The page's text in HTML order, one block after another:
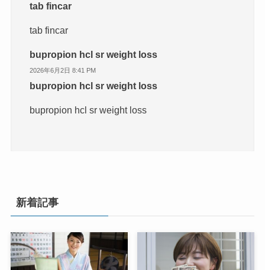
tab fincar
tab fincar
bupropion hcl sr weight loss
2026年6月2日 8:41 PM
bupropion hcl sr weight loss
bupropion hcl sr weight loss
新着記事